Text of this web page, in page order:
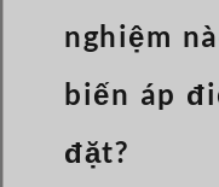
nghiệm
biến áp
đặt?